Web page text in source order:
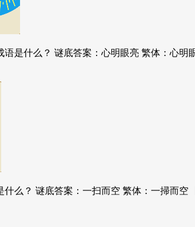
是什么？ 谜底答案：心明眼亮 繁体：心
么？ 谜底答案：一扫而空 繁体：一掃而